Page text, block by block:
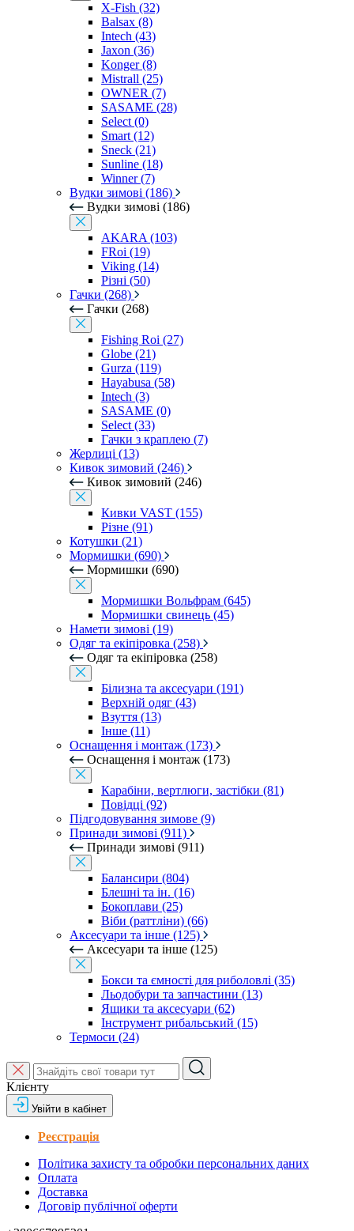
X-Fish (32)
Balsax (8)
Intech (43)
Jaxon (36)
Konger (8)
Mistrall (25)
OWNER (7)
SASAME (28)
Select (0)
Smart (12)
Sneck (21)
Sunline (18)
Winner (7)
Вудки зимові (186)
Вудки зимові (186)
AKARA (103)
FRoi (19)
Viking (14)
Різні (50)
Гачки (268)
Гачки (268)
Fishing Roi (27)
Globe (21)
Gurza (119)
Hayabusa (58)
Intech (3)
SASAME (0)
Select (33)
Гачки з краплею (7)
Жерлиці (13)
Кивок зимовий (246)
Кивок зимовий (246)
Кивки VAST (155)
Різне (91)
Котушки (21)
Мормишки (690)
Мормишки (690)
Мормишки Вольфрам (645)
Мормишки свинець (45)
Намети зимові (19)
Одяг та екіпіровка (258)
Одяг та екіпіровка (258)
Білизна та аксесуари (191)
Верхній одяг (43)
Взуття (13)
Інше (11)
Оснащення і монтаж (173)
Оснащення і монтаж (173)
Карабіни, вертлюги, застібки (81)
Повідці (92)
Підгодовування зимове (9)
Принади зимові (911)
Принади зимові (911)
Балансири (804)
Блешні та ін. (16)
Бокоплави (25)
Віби (раттліни) (66)
Аксесуари та інше (125)
Аксесуари та інше (125)
Бокси та ємності для риболовлі (35)
Льодобури та запчастини (13)
Ящики та аксесуари (62)
Інструмент рибальський (15)
Термоси (24)
Клієнту
Увійти в кабінет
Реєстрація
Політика захисту та обробки персональних даних
Оплата
Доставка
Договір публічної оферти